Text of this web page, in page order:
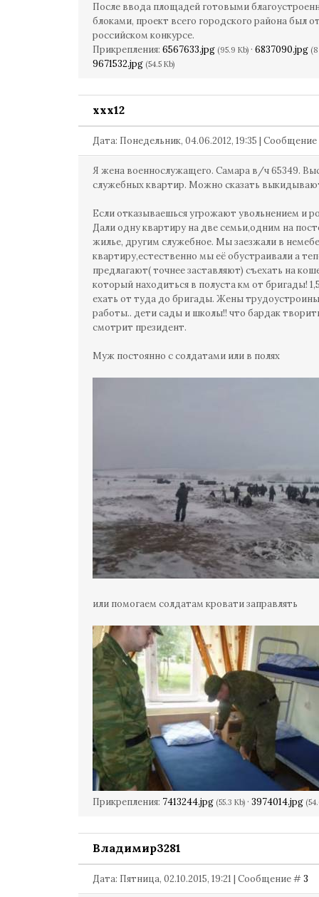
После ввода площадей готовыми
блоками, проект всего городского района был
российском конкурсе.
Прикрепления: 6567633.jpg (95.9 Kb) · 6837090.jpg
9671532.jpg (54.5 Kb)
ххх12
Дата: Понедельник, 04.06.2012, 19:35 |
Я жена военнослужащего. Самара в/ч 65349.
служебных квартир. Можно сказать
Если отказываешься угрожают увольнением и
Дали одну квартиру на две семьи,одним на
жилье, другим служебное. Мы заезжали в
квартиру,естественно мы её обустраивали а
предлагают( точнее заставляют) съехать на
который находиться в полуста км от бригады!
ехать от туда до бригады. Жены
работы.. дети сады и школы!! что бардак
смотрит президент.
Муж постоянно с солдатами или в полях
или помогаем солдатам кровати заправлять
Прикрепления: 7413244.jpg (55.3 Kb) · 3974014.jpg
Владимир3281
Дата: Пятница, 02.10.2015, 19:21 | Сообщение #3